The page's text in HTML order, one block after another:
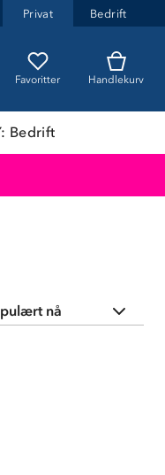
Privat Bedrift
Favoritter Handlekurv
Bedrift